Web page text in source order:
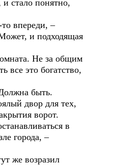
и стало понятно,
впереди, –
и подходящая
Не за общим
все это богатство,
быть.
двор для тех,
ворот.
в
города, –
же возразил